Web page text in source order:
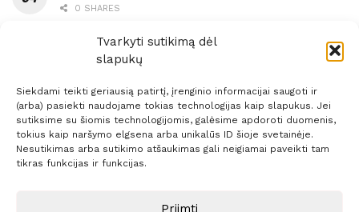
Tvarkyti sutikimą dėl
slapukų
Siekdami teikti geriausią patirtį, įrenginio informacijai saugoti ir
(arba) pasiekti naudojame tokias technologijas kaip slapukus. Jei
sutiksime su šiomis technologijomis, galėsime apdoroti duomenis,
tokius kaip naršymo elgsena arba unikalūs ID šioje svetainėje.
Nesutikimas arba sutikimo atšaukimas gali neigiamai paveikti tam
tikras funkcijas ir funkcijas.
Priimti
0 SHARES
Ašaromis baigęsis užėjimas į piceriją
0 SHARES
Prenumerata Reklama
Sprendimas:ITBrolis